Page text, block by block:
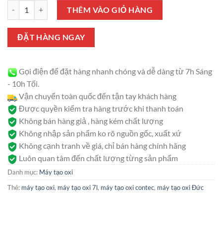
Máy tạo Oxy 7 lít Contec số lượngTHÊM VÀO GIỎ HÀNG
ĐẶT HÀNG NGAY
Gọi điện để đặt hàng nhanh chóng và dễ dàng từ 7h Sáng
- 10h Tối.
Vận chuyển toàn quốc đến tận tay khách hàng
Được quyền kiểm tra hàng trước khi thanh toán
Không bán hàng giả , hàng kém chất lượng
Không nhập sản phẩm ko rõ nguồn gốc, xuất xứ
Không cạnh tranh về giá, chỉ bán hàng chính hãng
Luôn quan tâm đến chất lượng từng sản phẩm
Danh mục: Máy tạo oxi
Thẻ: máy tạo oxi, máy tạo oxi 7l, máy tạo oxi contec, máy tạo oxi Đức